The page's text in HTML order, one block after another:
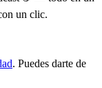
un clic.
. Puedes darte de